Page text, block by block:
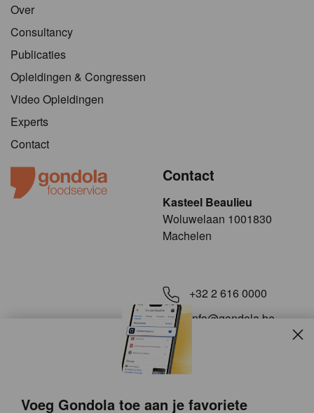
Voeg Gondola toe aan je favoriete
Over
Consultancy
Publicaties
Opleidingen & Congressen
Video Opleidingen
Experts
Contact
Contact
Kasteel Beaulieu
​​​Woluwelaan 1001830
Machelen
+32 2 616 0000
info@gondola.be
Volg ons op